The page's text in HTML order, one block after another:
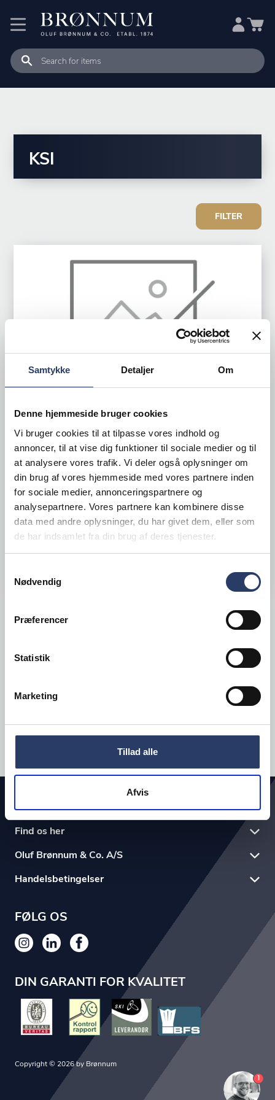
Samtykke Detaljer Om
Denne hjemmeside bruger cookies
Vi bruger cookies til at tilpasse vores indhold og
annoncer, til at vise dig funktioner til sociale medier og til
at analysere vores trafik. Vi deler også oplysninger om
din brug af vores hjemmeside med vores partnere inden
for sociale medier, annonceringspartnere og
analysepartnere. Vores partnere kan kombinere disse
data med andre oplysninger, du har givet dem, eller som
de har indsamlet fra din brug af deres tjenester.
Nødvendig
Præferencer
Statistik
Marketing
Tillad alle
Afvis
KSI
FILTER
KSI
Oliebeholder t/970410/11
Varenr.97041201
+1000 på lager
40,50 DKK /productUnit
Find os her
Oluf Brønnum & Co. A/S
Handelsbetingelser
FØLG OS
DIN GARANTI FOR KVALITET
Copyright © 2026 by Brønnum
1